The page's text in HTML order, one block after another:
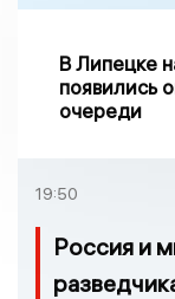
В Липецке
появились
очереди
19:50
Россия и